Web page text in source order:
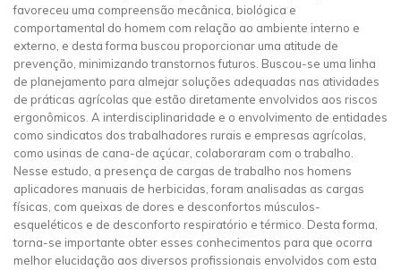
favoreceu uma compreensão mecânica, biológica e
comportamental do homem com relação ao ambiente interno e
externo, e desta forma buscou proporcionar uma atitude de
prevenção, minimizando transtornos futuros. Buscou-se uma linha
de planejamento para almejar soluções adequadas nas atividades
de práticas agrícolas que estão diretamente envolvidos aos riscos
ergonômicos. A interdisciplinaridade e o envolvimento de entidades
como sindicatos dos trabalhadores rurais e empresas agrícolas,
como usinas de cana-de açúcar, colaboraram com o trabalho.
Nesse estudo, a presença de cargas de trabalho nos homens
aplicadores manuais de herbicidas, foram analisadas as cargas
físicas, com queixas de dores e desconfortos músculos-
esqueléticos e de desconforto respiratório e térmico. Desta forma,
torna-se importante obter esses conhecimentos para que ocorra
melhor elucidação aos diversos profissionais envolvidos com esta